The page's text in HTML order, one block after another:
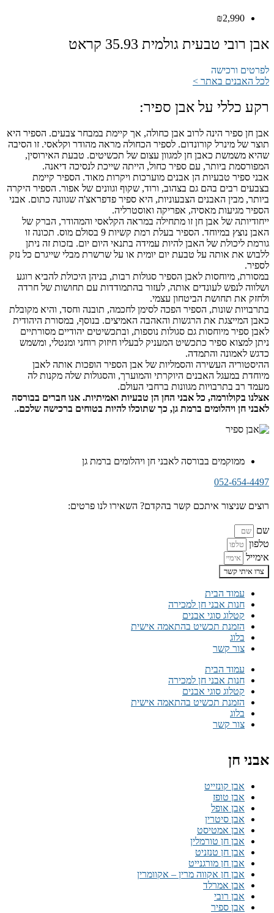
₪2,990
אבן רובי טבעית גולמית 35.93 קראט
לפרטים ורכישה
לכל האבנים באתר >
רקע כללי על אבן ספיר:
אבן חן ספיר הינה לרוב אבן כחולה, אך קיימת במבחר צבעים. הספיר היא
תוצר של מינרל קורונדום. לספיר הכחולה מראה מהודר וקלאסי. זו הסיבה
שהיא משמשת כאבן חן למגוון עצום של תכשיטים. טבעת האירוסין,
המפורסמת ביותר, עם ספיר כחול, הייתה שייכת לנסיכה דיאנה.
אבני ספיר טבעיות הן אבנים מוערכות ויקרות מאוד. הספיר קיימת
בצבעים רבים בהם גם בצהוב, ורוד, שקוף וגוונים של אפור. הספיר היקרה
ביותר, מבין האבנים הצבעוניות, היא ספיר פדפראצ'ה שגוונה כתום. אבני
הספיר מגיעות מאסיה, אפריקה ואוסטרליה.
ייחודיותה של אבן חן זו מתחילה במראה הקלאסי והמהודר, הברק של
האבן נוצץ במיוחד. הספיר בעלת רמת קשיות 9 בסולם מוס. תכונה זו
גורמת ליכולת של האבן להיות עמידה בתנאי היום יום. בזכות זה ניתן
ללבוש את אותה על טבעת יום יומית או על שרשרת מבלי שייגרם כל נזק
לספיר.
במסורת, מיוחסות לאבן הספיר סגולות רבות, בניהן היכולת להביא רוגע
ושלווה לנפש לעונדים אותה, לעזור בהתמודדות עם תחושות של חרדה
ולחזק את תחושת הביטחון עצמי.
בתרבויות שונות, הספיר הפכה לסימן לחכמה, תובנה וחסד, והיא מקובלת
כאבן המייצגת את הרגשות והאהבה האמיצים. בנוסף, במסורת היהודית
לאבן ספיר מיוחסות גם סגולות נוספות, ובתכשיטים יהודיים מסורתיים
ניתן למצוא ספיר כתכשיט המעניק לבעליו חיזוק רוחני ומנטלי, ומשמש
כדגש לאמונה והתמדה.
ההיסטוריה העשירה והסמליות של אבן הספיר הופכות אותה לאבן
מיוחדת במעגל האבנים היוקרתי והמוערך, והסגולות שלה מקנות לה
מעמד רב בתרבויות מגוונות ברחבי העולם.
אצלנו בקולורמה, כל אבני החן הן טבעיות ואמיתיות. אנו חברים בבורסה
לאבני חן ויהלומים ברמת גן, כך שתוכלו להיות בטוחים ברכישה שלכם..
ממוקמים בבורסה לאבני חן ויהלומים ברמת גן
052-654-4497
רוצים שניצור איתכם קשר בהקדם? השאירו לנו פרטים:
שם
טלפון
אימייל
צרו איתי קשר
עמוד הבית
חנות אבני חן למכירה
קטלוג סוגי אבנים
הזמנת תכשיט בהתאמה אישית
בלוג
צור קשר
עמוד הבית
חנות אבני חן למכירה
קטלוג סוגי אבנים
הזמנת תכשיט בהתאמה אישית
בלוג
צור קשר
אבני חן
אבן קונזייט
אבן טופז
אבן אופל
אבן סיטרין
אבן אמטיסט
אבן חן טורמלין
אבן חן טנזניט
אבן חן מורגנייט
אבן חן אקווה מרין – אקוומרין
אבן אמרלד
אבן רובי
אבן ספיר